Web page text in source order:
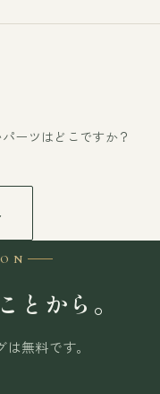
ーツはどこですか？
とから。
無料です。